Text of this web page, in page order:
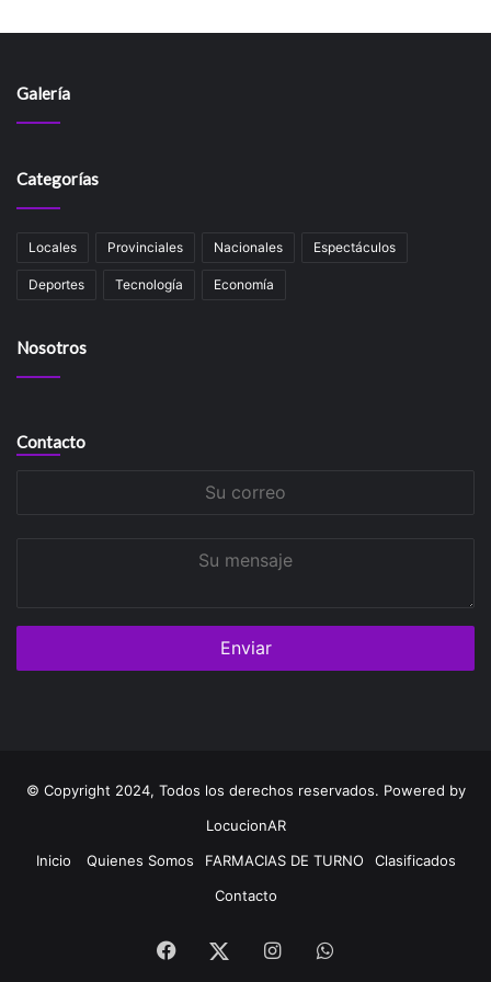
Galería
Categorías
Locales Provinciales Nacionales Espectáculos
Deportes Tecnología Economía
Nosotros
Contacto
© Copyright 2024, Todos los derechos reservados. Powered by
LocucionAR
Inicio
Quienes Somos FARMACIAS DE TURNO
Clasificados
Contacto
Facebook
TwitterInstagramWhatsapp